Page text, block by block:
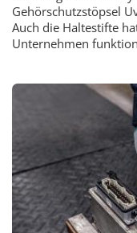
Gehörschutzstöpsel
Auch die Haltestifte
Unternehmen